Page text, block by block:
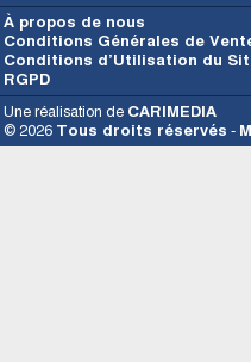
À propos de nous
Conditions Générales de
Conditions d’Utilisation du
RGPD
Une réalisation de CARIMEDIA
© 2026 Tous droits réservés -